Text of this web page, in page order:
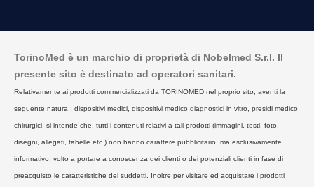
TorinoMed è un marchio di proprietà di Nobelmed S.r.l. Il
presente sito è destinato ad operatori sanitari.
Relativamente ai prodotti commercializzati da TORINOMED nel proprio sito, aventi la
seguente natura : dispositivi medici, dispositivi medico diagnostici in vitro, presidi medico
chirurgici, si intende che, tutti i contenuti relativi a tali prodotti (immagini, testi, foto,
disegni, allegati, tabelle etc.) non hanno carattere pubblicitario, ma esclusivamente
informativo, volto a portare a conoscenza dei clienti o dei potenziali clienti in fase di
preacquisto le caratteristiche dei suddetti. Inoltre per visitare ed acquistare i prodotti